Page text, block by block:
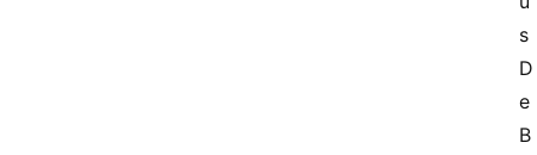
s
D
e
B